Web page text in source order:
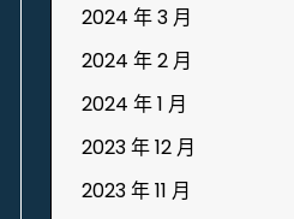
2024 年 3 月
2024 年 2 月
2024 年 1 月
2023 年 12 月
2023 年 11 月